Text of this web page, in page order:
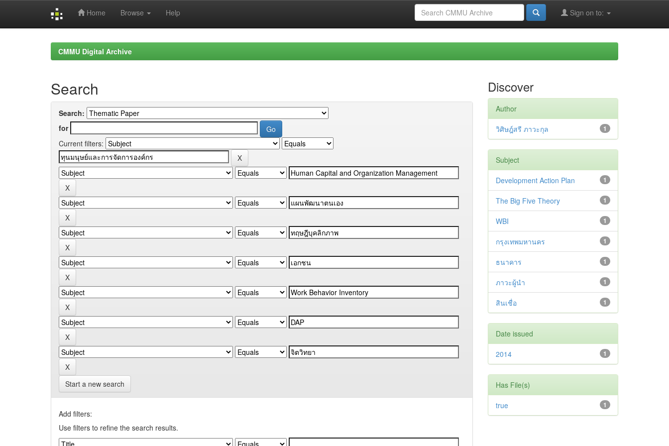
Home Browse Help Sign on to:
CMMU Digital Archive
Search
Search:
for
Current filters:
Start a new search
Add filters:
Use filters to refine the search results.
Discover
Author
1
วิศิษฎ์สรี ภาวะกุล
Subject
1
Development Action Plan
1
The Big Five Theory
1
WBI
1
กรุงเทพมหานคร
1
ธนาคาร
1
ภาวะผู้นำ
1
สินเชื่อ
Date issued
1
2014
Has File(s)
1
true